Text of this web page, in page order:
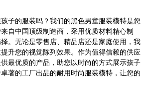
子的服装吗？我们的黑色男童服装模特是您
自中国顶级制造商，采用优质材料精心制
。无论是零售店、精品店还是家庭使用，我
升您的视觉陈列效果。作为值得信赖的供应
最优质的产品，助您以时尚的方式展示孩子
著的工厂出品的耐用时尚服装模特，让您的